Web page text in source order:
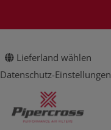
Lieferland wählen
Datenschutz-Einstellungen